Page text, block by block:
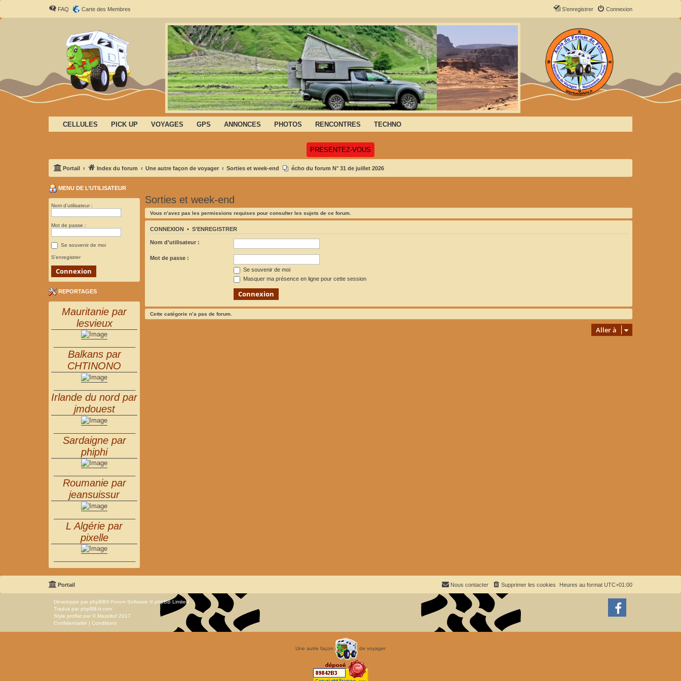
FAQ Carte des Membres Connexion
S’enregistrer
CELLULES PICK UP VOYAGES GPS ANNONCES PHOTOS RENCONTRES TECHNO
PRESENTEZ-VOUS
Portail Index du forum Une autre façon de voyager Sorties et week-end écho du forum N° 31 de juillet 2026
Sorties et week-end
Vous n’avez pas les permissions requises pour consulter les sujets de ce forum.
CONNEXION • S’ENREGISTRER
Nom d’utilisateur :
Mot de passe :
Se souvenir de moi
Masquer ma présence en ligne pour cette session
Cette catégorie n’a pas de forum.
Aller à
MENU DE L’UTILISATEUR
Nom d’utilisateur :
Mot de passe :
Se souvenir de moi
S’enregistrer
REPORTAGES
Mauritanie par
lesvieux
Balkans par
CHTINONO
Irlande du nord par
jmdouest
Sardaigne par
phiphi
Roumanie par
jeansuissur
L Algérie par
pixelle
Portail Heures au format UTC+01:00
Supprimer les cookies
Nous contacter
Développé par phpBB® Forum Software © phpBB Limited
Traduit par phpBB-fr.com
Style proflat par © Mazeltof 2017
Confidentialité | Conditions
Une autre façon de voyager